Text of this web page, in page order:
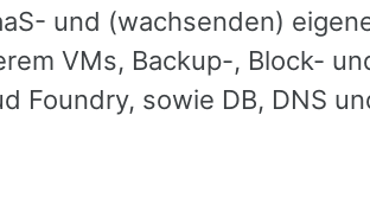
und (wachsenden)
VMs, Backup-, Block-
Foundry, sowie DB, DNS